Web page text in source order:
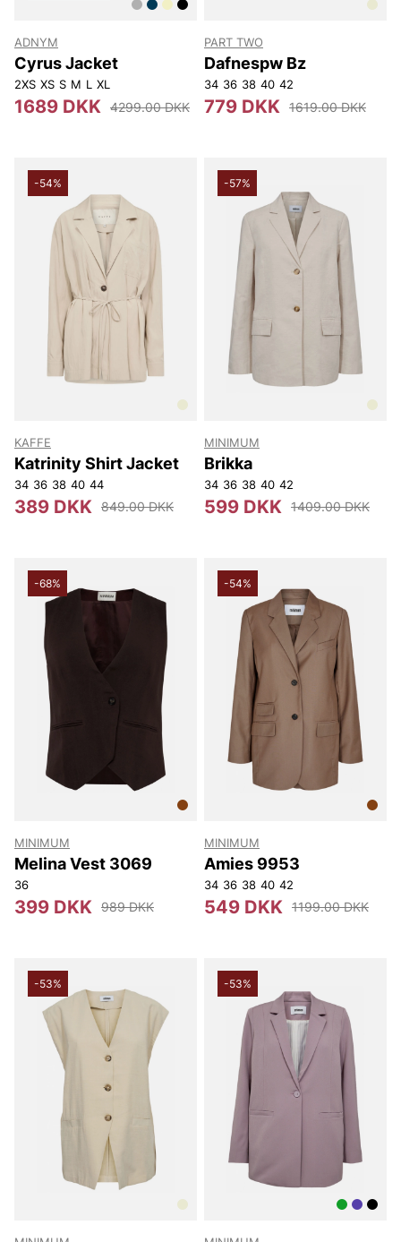
ADNYM
Cyrus Jacket
2XS XS S M L XL
1689 DKK 4299.00 DKK
PART TWO
Dafnespw Bz
34 36 38 40 42
779 DKK 1619.00 DKK
-54%
KAFFE
Katrinity Shirt Jacket
34 36 38 40 44
389 DKK 849.00 DKK
-57%
MINIMUM
Brikka
34 36 38 40 42
599 DKK 1409.00 DKK
-68%
MINIMUM
Melina Vest 3069
36
399 DKK 989 DKK
-54%
MINIMUM
Amies 9953
34 36 38 40 42
549 DKK 1199.00 DKK
-53% -53%